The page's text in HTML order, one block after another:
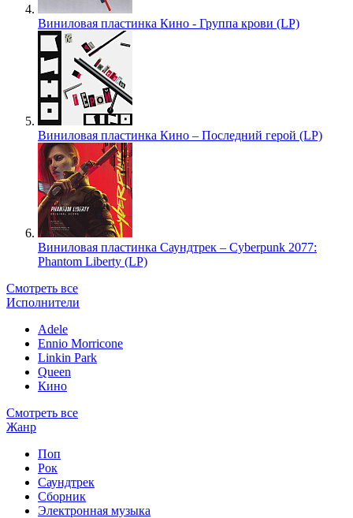
Виниловая пластинка Кино - Группа крови (LP)
Виниловая пластинка Кино – Последний герой (LP)
Виниловая пластинка Саундтрек – Cyberpunk 2077:
Phantom Liberty (LP)
Смотреть все
Исполнители
Adele
Ennio Morricone
Linkin Park
Queen
Кино
Смотреть все
Жанр
Поп
Рок
Саундтрек
Сборник
Электронная музыка